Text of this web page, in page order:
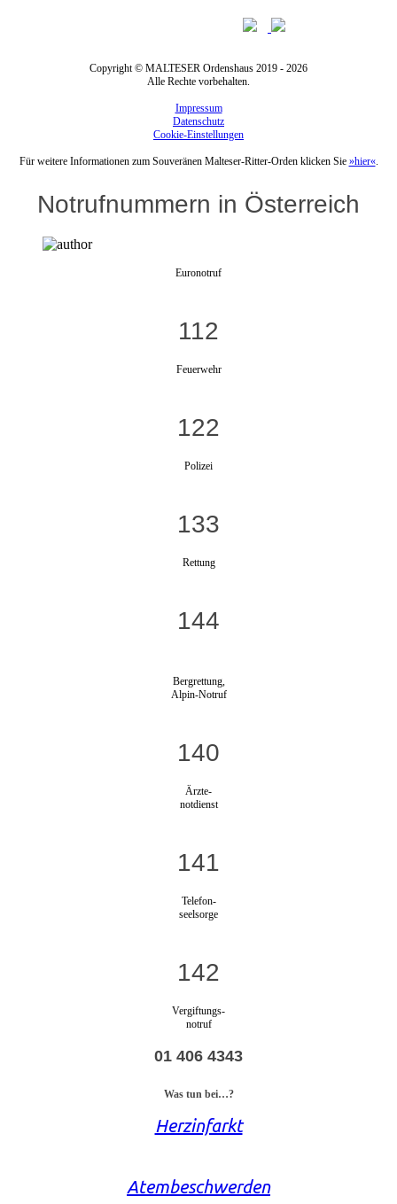
Copyright © MALTESER Ordenshaus 2019 - 2026
Alle Rechte vorbehalten.
Impressum
Datenschutz
Cookie-Einstellungen
Für weitere Informationen zum Souveränen Malteser-Ritter-Orden klicken Sie »hier«.
Notrufnummern in Österreich
Euronotruf
112
Feuerwehr
122
Polizei
133
Rettung
144
Bergrettung,
Alpin-Notruf
140
Ärzte-
notdienst
141
Telefon-
seelsorge
142
Vergiftungs-
notruf
01 406 4343
Was tun bei…?
Herzinfarkt
Atembeschwerden